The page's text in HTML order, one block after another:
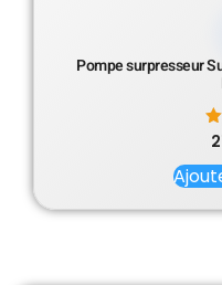
Pompe surpresseur